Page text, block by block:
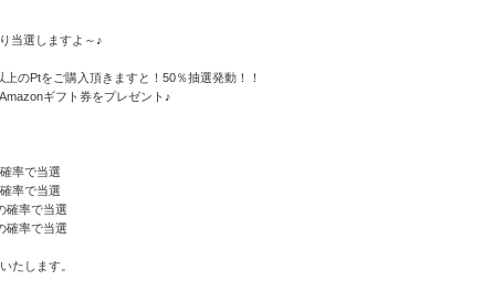
当選しますよ～♪
のPtをご購入頂きますと！50％抽選発動！！
ギフト券をプレゼント♪
率で当選
率で当選
確率で当選
確率で当選
たします。